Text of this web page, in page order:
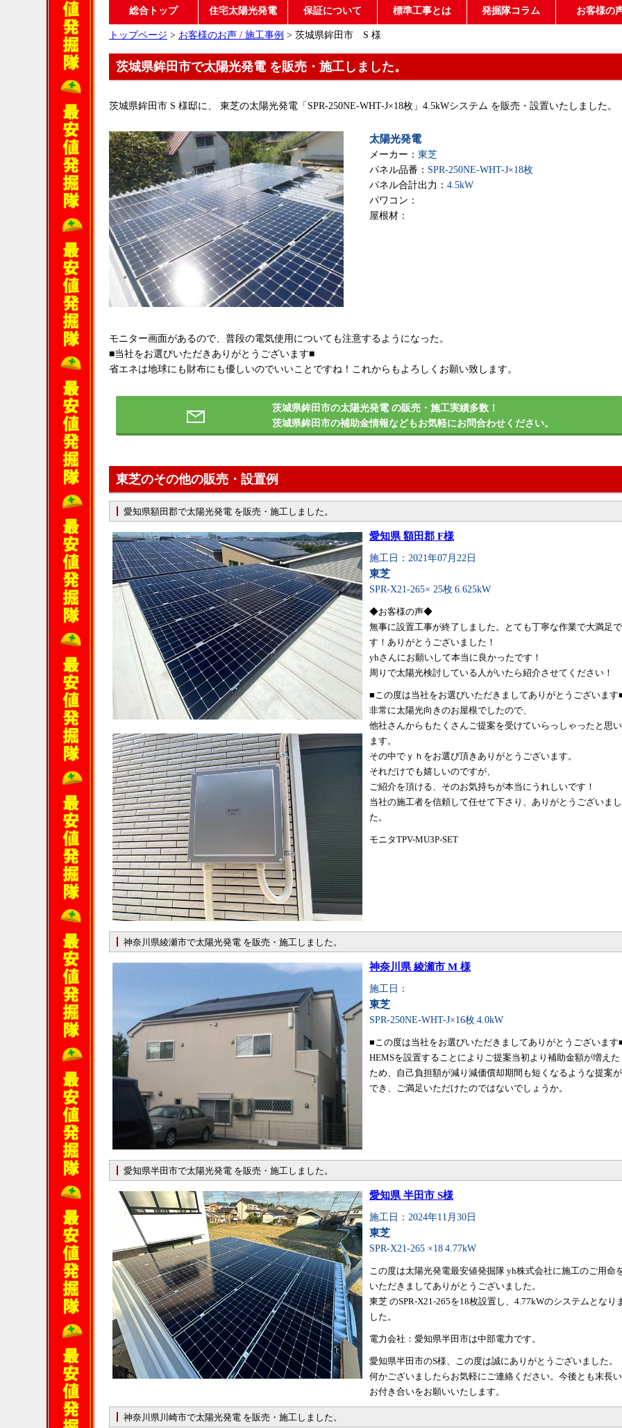
総合トップ 住宅太陽光発電 保証について 標準工事とは 発掘隊コラム お客様の
トップページ > お客様のお声 / 施工事例 > 茨城県鉾田市 S 様
茨城県鉾田市で太陽光発電 を販売・施工しました。
茨城県鉾田市 S 様邸に、 東芝の太陽光発電「SPR-250NE-WHT-J×18枚」4.5kWシステム を販売・設置いたしました。
太陽光発電
メーカー： 東芝
パネル品番： SPR-250NE-WHT-J×18枚
パネル合計出力： 4.5kW
パワコン：
屋根材：
モニター画面があるので、普段の電気使用についても注意するようになった。
■当社をお選びいただきありがとうございます■
省エネは地球にも財布にも優しいのでいいことですね！これからもよろしくお願い致します。
茨城県鉾田市の太陽光発電 の販売・施工実績多数！
茨城県鉾田市の補助金情報などもお気軽にお問合わせください。
東芝のその他の販売・設置例
愛知県額田郡で太陽光発電 を販売・施工しました。
愛知県 額田郡 F様
施工日：2021年07月22日
東芝
SPR-X21-265× 25枚 6.625kW
◆お客様の声◆
無事に設置工事が終了しました。とても丁寧な作業で大満足で
す！ありがとうございました！
yhさんにお願いして本当に良かったです！
周りで太陽光検討している人がいたら紹介させてください！
■この度は当社をお選びいただきましてありがとうございます
非常に太陽光向きのお屋根でしたので、
他社さんからもたくさんご提案を受けていらっしゃったと思い
ます。
その中でｙｈをお選び頂きありがとうございます。
それだけでも嬉しいのですが、
ご紹介を頂ける、そのお気持ちが本当にうれしいです！
当社の施工者を信頼して任せて下さり、ありがとうございまし
た。
モニタTPV-MU3P-SET
神奈川県綾瀬市で太陽光発電 を販売・施工しました。
神奈川県 綾瀬市 M 様
施工日：
東芝
SPR-250NE-WHT-J×16枚 4.0kW
■この度は当社をお選びいただきましてありがとうございます
HEMSを設置することによりご提案当初より補助金額が増えた
ため、自己負担額が減り減価償却期間も短くなるような提案が
でき、ご満足いただけたのではないでしょうか。
愛知県半田市で太陽光発電 を販売・施工しました。
愛知県 半田市 S様
施工日：2024年11月30日
東芝
SPR-X21-265 ×18 4.77kW
この度は太陽光発電最安値発掘隊 yh株式会社に施工のご用命
いただきましてありがとうございました。
東芝 のSPR-X21-265を18枚設置し、4.77kWのシステムとなり
した。
電力会社：愛知県半田市は中部電力です。
愛知県半田市のS様、この度は誠にありがとうございました。
何かございましたらお気軽にご連絡ください。今後とも末長い
お付き合いをお願いいたします。
神奈川県川崎市で太陽光発電 を販売・施工しました。